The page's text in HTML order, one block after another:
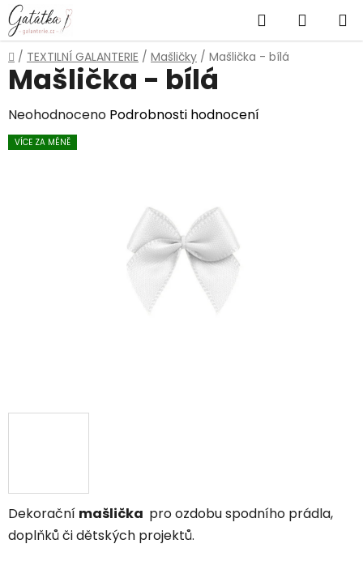
Přejít
na
obsah
Hledat
KOŠÍK
Domů
/ TEXTILNÍ GALANTERIE / Mašličky / Mašlička - bílá
Dekorační mašlička pro ozdobu spodního prádla,
doplňků či dětských projektů.
Mašlička - bílá
Průměrné
hodnocení
Neohodnoceno Podrobnosti hodnocení
VÍCE ZA MÉNĚ